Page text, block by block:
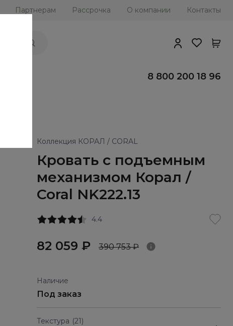
Партнерам Рассрочка О компании Контакты
8 800 200 18 96
Коллекция КОРАЛ / CORAL
Кровать с подъемным
механизмом Корал /
Coral NK222.13
4.4
82 059 ₽ 390 753 ₽
Наличие
Под заказ
Текстура (21)